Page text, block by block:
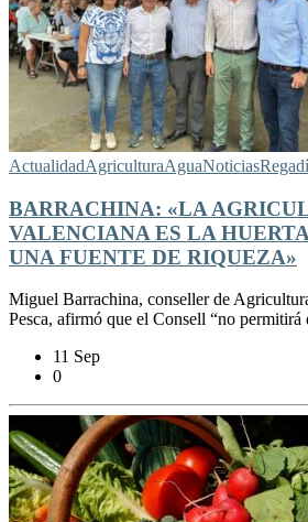
ActualidadAgriculturaAguaNoticias
BARRACHINA: «LA
VALENCIANA ES LA
UNA FUENTE DE RIQUEZA»
Miguel Barrachina, conseller de
Pesca, afirmó que el Consell “no permitirá
11 Sep
0